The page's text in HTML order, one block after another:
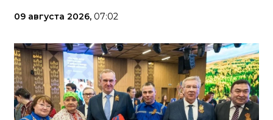
09 августа 2026, 07:02